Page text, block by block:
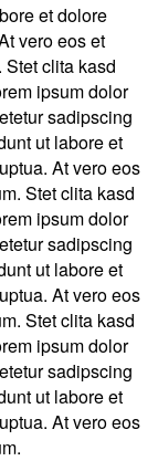
et dolore
vero eos et
clita kasd
ipsum dolor
sadipscing
ut labore et
At vero eos
Stet clita kasd
ipsum dolor
sadipscing
ut labore et
At vero eos
Stet clita kasd
ipsum dolor
sadipscing
ut labore et
At vero eos